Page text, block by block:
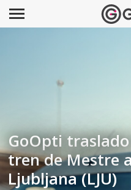
GoOpti
tren de Mestre
Ljubljana (LJU)